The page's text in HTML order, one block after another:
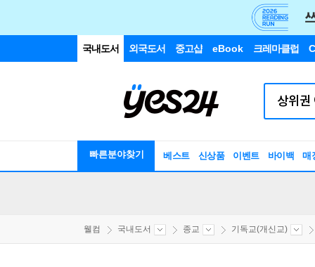
국내도서 외국도서 중고샵 eBook 크레마클럽
빠른분야찾기 베스트 신상품 이벤트 바이백 매
웰컴 국내도서 종교 기독교(개신교)